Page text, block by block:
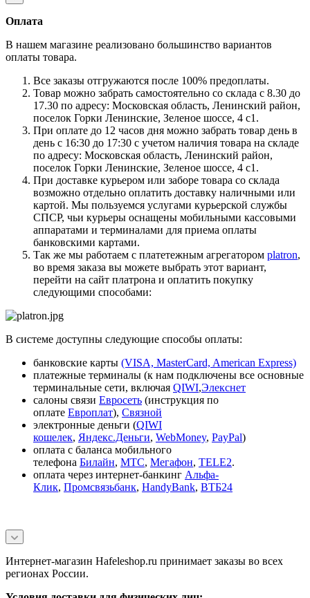
Оплата
В нашем магазине реализовано большинство вариантов
оплаты товара.
Все заказы отгружаются после 100% предоплаты.
Товар можно забрать самостоятельно со склада с 8.30 до
17.30 по адресу: Московская область, Ленинский район,
поселок Горки Ленинские, Зеленое шоссе, 4 с1.
При оплате до 12 часов дня можно забрать товар день в
день с 16:30 до 17:30 с учетом наличия товара на складе
по адресу: Московская область, Ленинский район,
поселок Горки Ленинские, Зеленое шоссе, 4 с1.
При доставке курьером или заборе товара со склада
возможно отдельно оплатить доставку наличными или
картой. Мы пользуемся услугами курьерской службы
СПСР, чьи курьеры оснащены мобильными кассовыми
аппаратами и терминалами для приема оплаты
банковскими картами.
Так же мы работаем с платетежным агрегатором platron,
во время заказа вы можете выбрать этот вариант,
перейти на сайт платрона и оплатить покупку
следующими способами:
В системе доступны следующие способы оплаты:
банковские карты (VISA, MasterCard, American Express)
платежные терминалы (к нам подключены все основные
терминальные сети, включая QIWI,Элекснет
салоны связи Евросеть (инструкция по
оплате Европлат), Связной
электронные деньги (QIWI
кошелек, Яндекс.Деньги, WebMoney, PayPal)
оплата с баланса мобильного
телефона Билайн, МТС, Мегафон, TELE2.
оплата через интернет-банкинг Альфа-
Клик, Промсвязьбанк, HandyBank, ВТБ24
Интернет-магазин Hafeleshop.ru принимает заказы во всех
регионах России.